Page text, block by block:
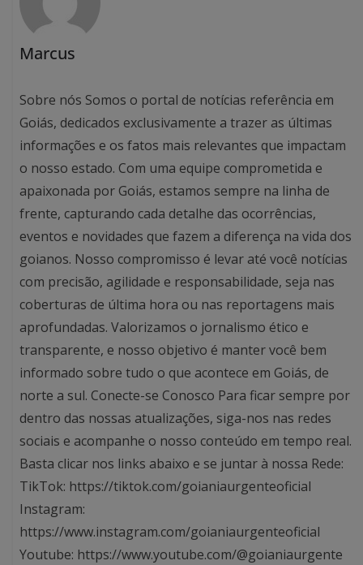
Marcus
Sobre nós Somos o portal de notícias referência em
Goiás, dedicados exclusivamente a trazer as últimas
informações e os fatos mais relevantes que impactam
o nosso estado. Com uma equipe comprometida e
apaixonada por Goiás, estamos sempre na linha de
frente, capturando cada detalhe das ocorrências,
eventos e novidades que fazem a diferença na vida dos
goianos. Nosso compromisso é levar até você notícias
com precisão, agilidade e responsabilidade, seja nas
coberturas de última hora ou nas reportagens mais
aprofundadas. Valorizamos o jornalismo ético e
transparente, e nosso objetivo é manter você bem
informado sobre tudo o que acontece em Goiás, de
norte a sul. Conecte-se Conosco Para ficar sempre por
dentro das nossas atualizações, siga-nos nas redes
sociais e acompanhe o nosso conteúdo em tempo real.
Basta clicar nos links abaixo e se juntar à nossa Rede:
TikTok: https://tiktok.com/goianiaurgenteoficial
Instagram:
https://www.instagram.com/goianiaurgenteoficial
Youtube: https://www.youtube.com/@goianiaurgente